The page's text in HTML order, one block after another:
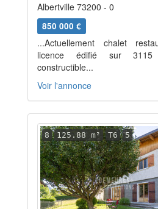
Albertville 73200 - 0
850 000 €
...Actuellement chalet
licence édifié sur
constructible...
Voir l'annonce
8 125.88 m² T6 5